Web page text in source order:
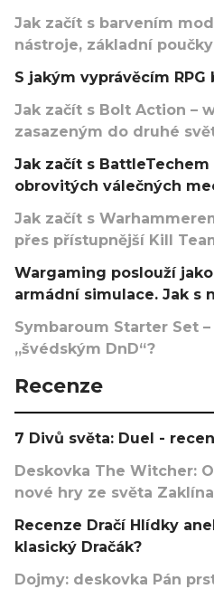
Jak začít s barvením
nástroje, základní
S jakým vyprávěcím
Jak začít s Bolt Action –
zasazeným do druhé
Jak začít s
obrovitých válečných
Jak začít s
přes přístupnější Kill
Wargaming poslouží
armádní simulace. Jak s
Symbaroum Starter Set
„švédským DnD“?
Recenze
7 Divů světa: Duel -
Deskovka The Witcher:
nové hry ze světa
Recenze Dračí Hlídky
klasický Dračák?
Dojmy: deskovka Pán